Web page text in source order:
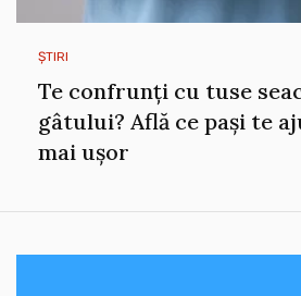
ȘTIRI
Te confrunți cu tuse
gâtului? Află ce pași te
mai ușor